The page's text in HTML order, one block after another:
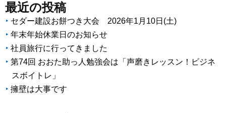
最近の投稿
セダー建設お餅つき大会 2026年1月10日(土)
年末年始休業日のお知らせ
社員旅行に行ってきました
第74回 おおた助っ人勉強会は「声磨きレッスン！ビジネ
スボイトレ」
擁壁は大事です